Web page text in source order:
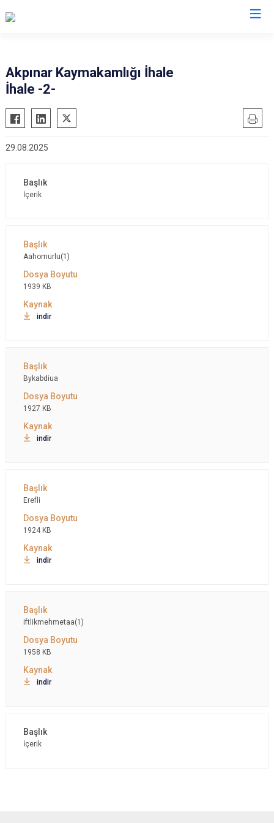
Bahşili
Balışeyh
Delice
Keskin
Akpınar Kaymakamlığı İhale
İhale -2-
29.08.2025
İçerik
Aahomurlu(1)
1939 KB
indir
Bykabdiua
1927 KB
indir
Erefli
1924 KB
indir
iftlikmehmetaa(1)
1958 KB
indir
İçerik